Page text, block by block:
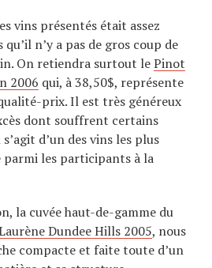
vins présentés était assez
n’y a pas de gros coup de
On retiendra surtout lePinot
2006 qui, à 38,50$, représente
prix. Il est très généreux
dont souffrent certains
d’un des vins les plus
parmi les participants à la
la cuvée haut-de-gamme du
Dundee Hills 2005, nous
compacte et faite toute d’un